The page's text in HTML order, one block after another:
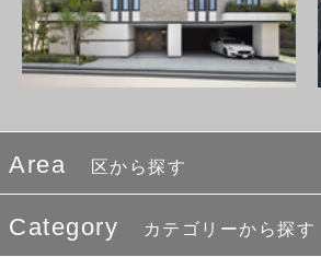
Area 区から探す
Category カテゴリーから探す